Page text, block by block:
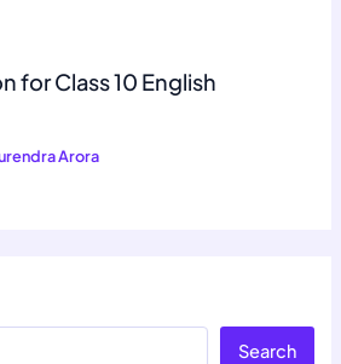
for Class 10 English
Arora
Search